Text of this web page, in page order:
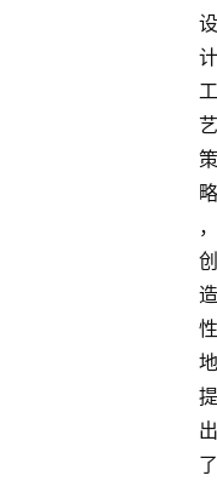
设
计
工
艺
策
略
，
创
造
性
地
提
出
了